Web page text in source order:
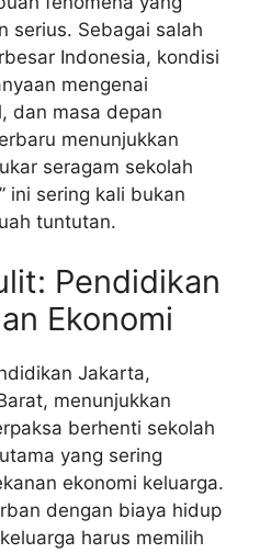
serius. Sebagai salah
Indonesia, kondisi
mengenai
dan masa depan
menunjukkan
seragam sekolah
ini sering kali bukan
tuntutan.
Pendidikan
Ekonomi
Jakarta,
menunjukkan
berhenti sekolah
yang sering
ekonomi keluarga.
dengan biaya hidup
harus memilih